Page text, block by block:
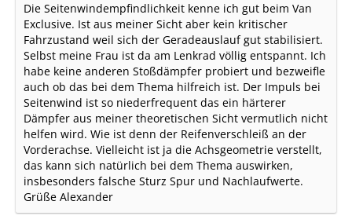
Die Seitenwindempfindlichkeit kenne ich gut beim Van
Exclusive. Ist aus meiner Sicht aber kein kritischer
Fahrzustand weil sich der Geradeauslauf gut stabilisiert.
Selbst meine Frau ist da am Lenkrad völlig entspannt. Ich
habe keine anderen Stoßdämpfer probiert und bezweifle
auch ob das bei dem Thema hilfreich ist. Der Impuls bei
Seitenwind ist so niederfrequent das ein härterer
Dämpfer aus meiner theoretischen Sicht vermutlich nicht
helfen wird. Wie ist denn der Reifenverschleiß an der
Vorderachse. Vielleicht ist ja die Achsgeometrie verstellt,
das kann sich natürlich bei dem Thema auswirken,
insbesonders falsche Sturz Spur und Nachlaufwerte.
Grüße Alexander